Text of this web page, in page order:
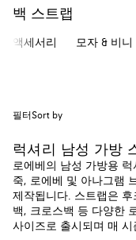
백 스트랩
액세서리 모자 & 비니
필터Sort by
럭셔리 남성 가방
로에베의 남성 가방용
죽, 로에베 및 아나그램
제작됩니다. 스트랩은
백, 크로스백 등 다양한
사이즈로 출시되며 매 시